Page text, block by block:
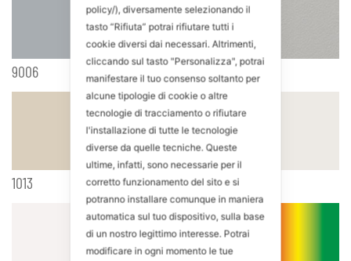
9006 7035
1013 9016
policy/), diversamente selezionando il
tasto “Rifiuta” potrai rifiutare tutti i
cookie diversi dai necessari. Altrimenti,
cliccando sul tasto "Personalizza", potrai
manifestare il tuo consenso soltanto per
alcune tipologie di cookie o altre
tecnologie di tracciamento o rifiutare
l'installazione di tutte le tecnologie
diverse da quelle tecniche. Queste
ultime, infatti, sono necessarie per il
corretto funzionamento del sito e si
potranno installare comunque in maniera
automatica sul tuo dispositivo, sulla base
di un nostro legittimo interesse. Potrai
modificare in ogni momento le tue